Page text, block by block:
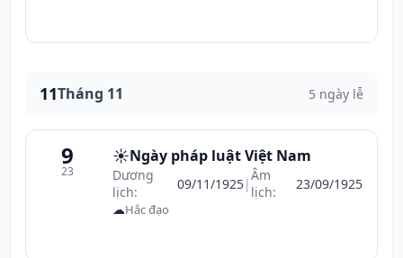
11Tháng 11 5 ngày lễ
9
23
☀️Ngày pháp luật Việt Nam
Dương
lịch:
09/11/1925|Âm
lịch:
23/09/1925
☁Hắc đạo